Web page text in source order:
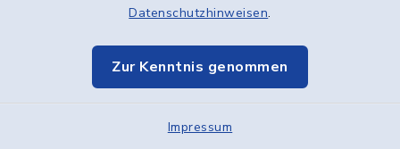
Datenschutzhinweisen.
Zur Kenntnis genommen
Impressum
Breitband
Öffnungszeiten Bürger- und